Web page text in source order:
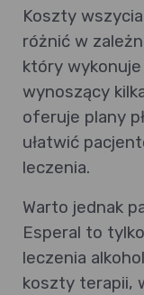
Koszty
różnić w
który
wynoszący
oferuje plany
ułatwić
leczenia.
Warto jednak
Esperal to
leczenia
koszty terapii,